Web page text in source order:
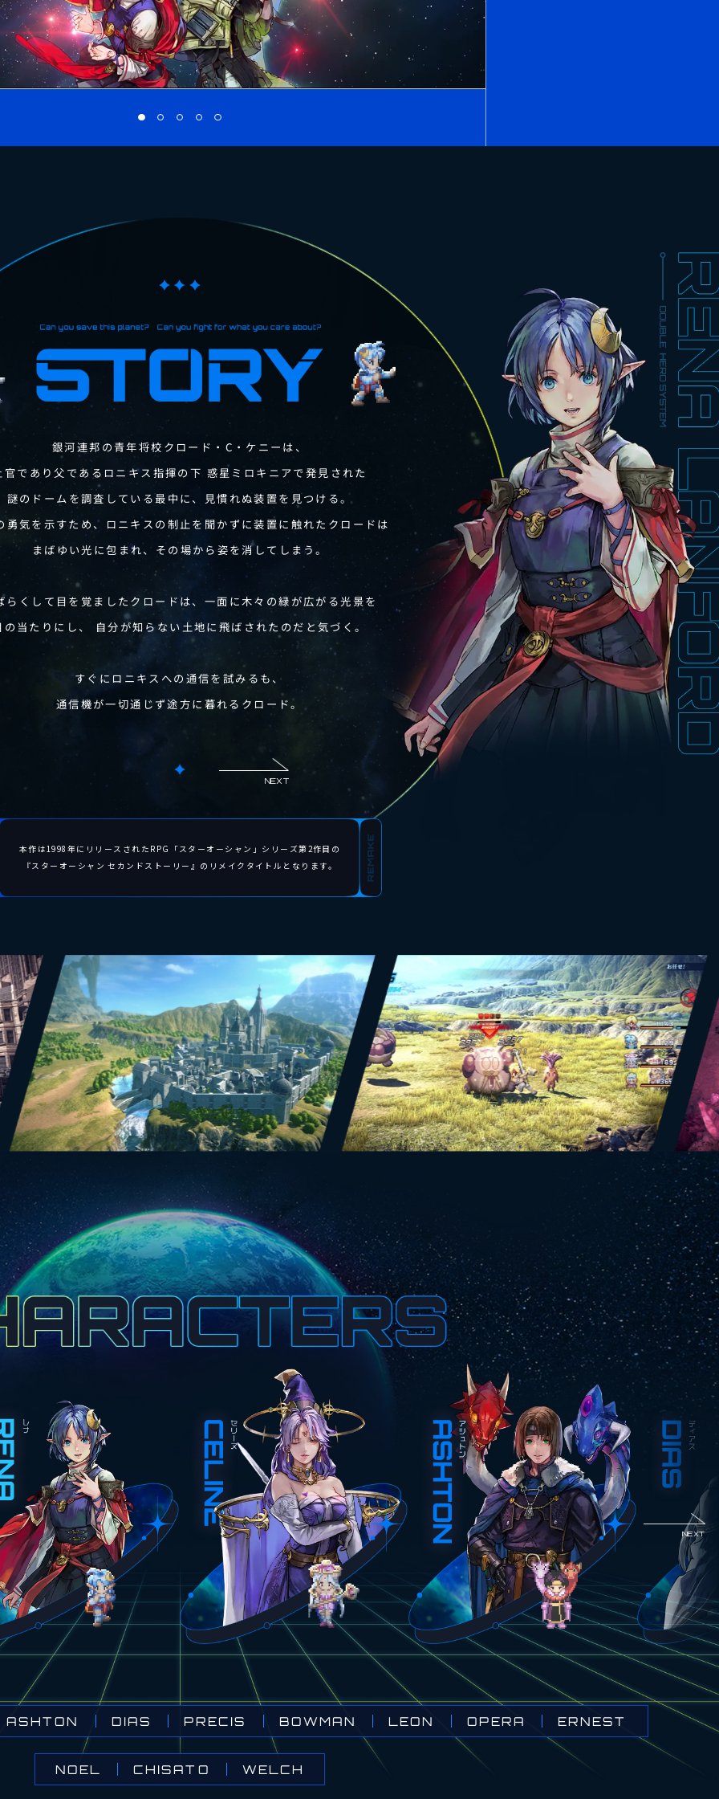
銀河連邦の青年将校クロード・C・ケニーは、
官であり父であるロニキス指揮の下 惑星ミロキニアで発見された
謎のドームを調査している最中に、見慣れぬ装置を見つける。
勇気を示すため、 ロニキスの制止を聞かずに装置に触れたクロードは
まばゆい光に包まれ、その場から姿を消してしまう。
らくして目を覚ましたクロードは、 一面に木々の緑が広がる光景を
の当たりにし、 自分が知らない土地に飛ばされたのだと気づく。
すぐにロニキスへの通信を試みるも、
通信機が一切通じず途方に暮れるクロード。
一先ず現状を確認しようと
今まさに少女へ襲い掛かろ
とっさに声を上げて駆
父から渡された光線銃・
クロードに助けられた少
光る武器を使って自分を魔物
国の伝説に登場する「光の剣を
彼にお礼をするため、また勇
クロードを自身が暮らすアー
NEXT
本作は1998年にリリースされたRPG
「スターオーシャン」シリーズ第2作目の
『スターオーシャン セカンドストーリー』の リメイクタイトルとなります。
NEXT
ASHTON DIAS PRECIS BOWMAN LEON OPERA ERNEST
NOEL CHISATO WELCH